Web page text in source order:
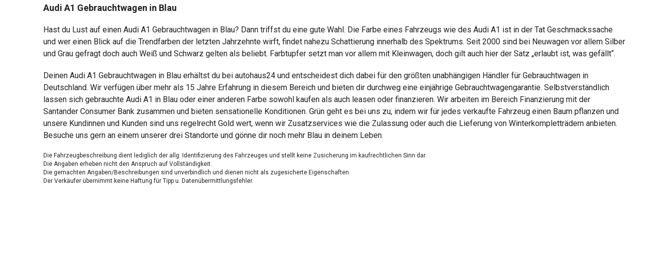
Audi A1 Gebrauchtwagen in Blau
Hast du Lust auf einen Audi A1 Gebrauchtwagen in Blau? Dann triffst du eine gute Wahl. Die Farbe eines Fahrzeugs wie des Audi A1 ist in der Tat Geschmackssache
und wer einen Blick auf die Trendfarben der letzten Jahrzehnte wirft, findet nahezu Schattierung innerhalb des Spektrums. Seit 2000 sind bei Neuwagen vor allem Silber
und Grau gefragt doch auch Weiß und Schwarz gelten als beliebt. Farbtupfer setzt man vor allem mit Kleinwagen, doch gilt auch hier der Satz „erlaubt ist, was gefällt“.
Deinen Audi A1 Gebrauchtwagen in Blau erhältst du bei autohaus24 und entscheidest dich dabei für den größten unabhängigen Händler für Gebrauchtwagen in
Deutschland. Wir verfügen über mehr als 15 Jahre Erfahrung in diesem Bereich und bieten dir durchweg eine einjährige Gebrauchtwagengarantie. Selbstverständlich
lassen sich gebrauchte Audi A1 in Blau oder einer anderen Farbe sowohl kaufen als auch leasen oder finanzieren. Wir arbeiten im Bereich Finanzierung mit der
Santander Consumer Bank zusammen und bieten sensationelle Konditionen. Grün geht es bei uns zu, indem wir für jedes verkaufte Fahrzeug einen Baum pflanzen und
unsere Kundinnen und Kunden sind uns regelrecht Gold wert, wenn wir Zusatzservices wie die Zulassung oder auch die Lieferung von Winterkompletträdern anbieten.
Besuche uns gern an einem unserer drei Standorte und gönne dir noch mehr Blau in deinem Leben.
Die Fahrzeugbeschreibung dient lediglich der allg. Identifizierung des Fahrzeuges und stellt keine Zusicherung im kaufrechtlichen Sinn dar.
Die Angaben erheben nicht den Anspruch auf Vollständigkeit.
Die gemachten Angaben/Beschreibungen sind unverbindlich und dienen nicht als zugesicherte Eigenschaften.
Der Verkäufer übernimmt keine Haftung für Tipp u. Datenübermittlungsfehler.